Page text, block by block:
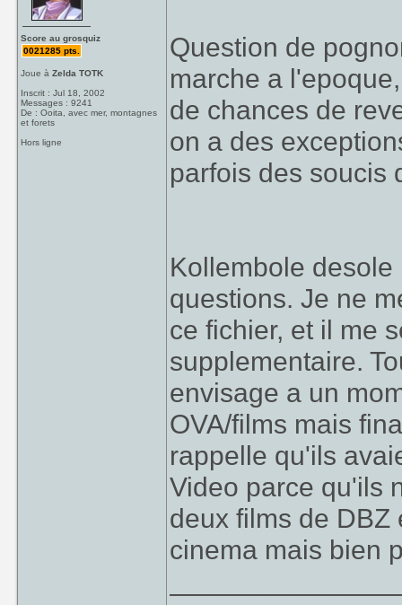
Score au grosquiz
0021285 pts.
Joue àZelda TOTK
Inscrit : Jul 18, 2002
Messages : 9241
De : Ooita, avec mer, montagnes
et forets
Hors ligne
Question de
marche a
de chances de
on a des
parfois des soucis
Kollembole
questions. Je ne
ce fichier, et il me
supplementaire.
envisage a un
OVA/films mais
rappelle qu'ils
Video parce qu'ils
deux films de DBZ
cinema mais bien